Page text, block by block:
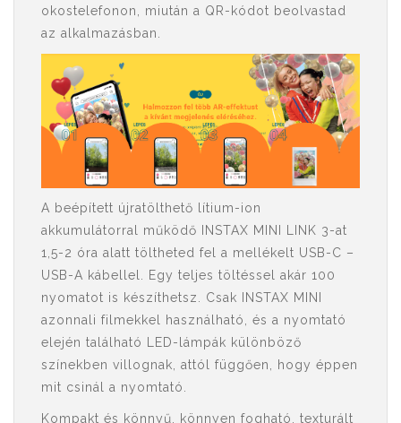
okostelefonon, miután a QR-kódot beolvastad
az alkalmazásban.
A beépített újratölthető lítium-ion
akkumulátorral működő INSTAX MINI LINK 3-at
1,5-2 óra alatt töltheted fel a mellékelt USB-C –
USB-A kábellel. Egy teljes töltéssel akár 100
nyomatot is készíthetsz. Csak INSTAX MINI
azonnali filmekkel használható, és a nyomtató
elején található LED-lámpák különböző
színekben villognak, attól függően, hogy éppen
mit csinál a nyomtató.
Kompakt és könnyű, könnyen fogható, texturált